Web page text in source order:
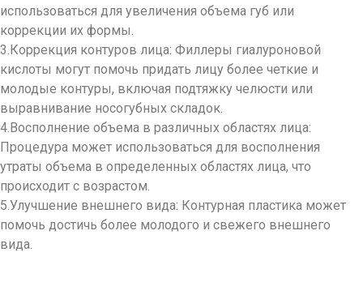
использоваться для увеличения объема губ или
коррекции их формы.
3.Коррекция контуров лица: Филлеры гиалуроновой
кислоты могут помочь придать лицу более четкие и
молодые контуры, включая подтяжку челюсти или
выравнивание носогубных складок.
4.Восполнение объема в различных областях лица:
Процедура может использоваться для восполнения
утраты объема в определенных областях лица, что
происходит с возрастом.
5.Улучшение внешнего вида: Контурная пластика может
помочь достичь более молодого и свежего внешнего
вида.